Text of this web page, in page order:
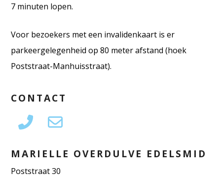
7 minuten lopen.
Voor bezoekers met een invalidenkaart is er
parkeergelegenheid op 80 meter afstand (hoek
Poststraat-Manhuisstraat).
CONTACT
MARIELLE OVERDULVE EDELSMID
Poststraat 30